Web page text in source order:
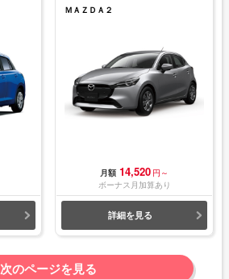
ＭＡＺＤＡ２
月額 14,520 円～
ボーナス月加算あり
詳細を見る
次のページを見る